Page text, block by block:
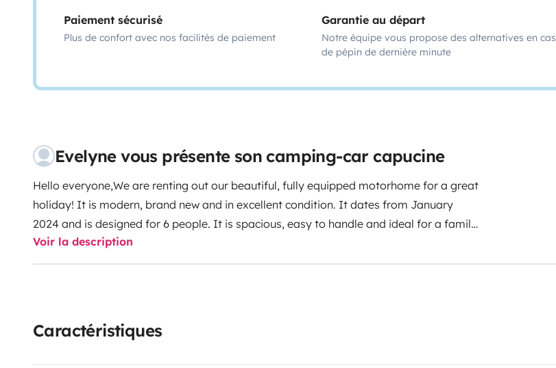
Paiement sécurisé
Plus de confort avec nos facilités de paiement
Garantie au départ
Notre équipe vous propose des alternatives en cas
de pépin de dernière minute
Evelyne vous présente son camping-car capucine
Hello everyone,We are renting out our beautiful, fully equipped motorhome for a great
holiday! It is modern, brand new and in excellent condition. It dates from January
2024 and is designed for 6 people. It is spacious, easy to handle and ideal for a family
with children (B licence).
a little freezer, complete household items for 6 people and outdoor furniture. You can
are some tips if you are starting your motorhome adventure:
Voir la description
Caractéristiques